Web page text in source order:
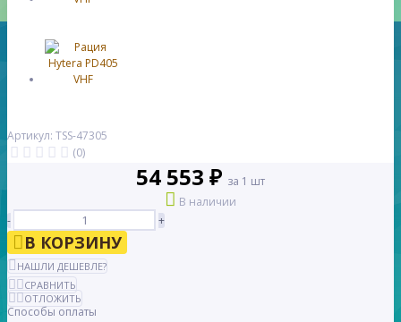
Артикул: TSS-47305
(0)
54 553 ₽ за 1 шт
В наличии
-
+
В КОРЗИНУ
НАШЛИ ДЕШЕВЛЕ?
СРАВНИТЬ
ОТЛОЖИТЬ
Способы оплаты